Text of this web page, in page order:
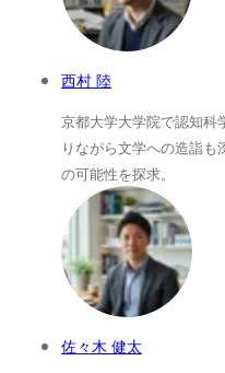
西村 陸
京都大学大学院で認知科
りながら文学への造詣
の可能性を探求。
佐々木 健太